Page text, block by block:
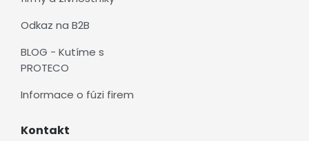
Odkaz na B2B
BLOG - Kutíme s
PROTECO
Informace o fúzi firem
Kontakt